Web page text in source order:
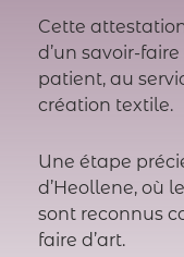
Cette
d’un savoir-
patient, au
création textile.
Une étape
d’Heollene, où
sont reconnus
faire d’art.